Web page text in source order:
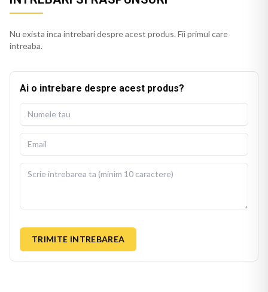
Nu exista inca intrebari despre acest produs. Fii primul care
intreaba.
Ai o intrebare despre acest produs?
TRIMITE INTREBAREA